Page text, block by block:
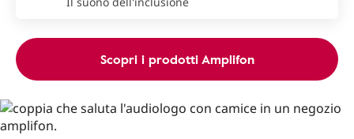
Scopri i prodotti Amplifon